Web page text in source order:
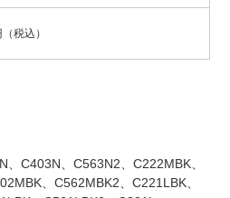
税込）
C403N、C563N2、C222MBK、
、C562MBK2、C221LBK、